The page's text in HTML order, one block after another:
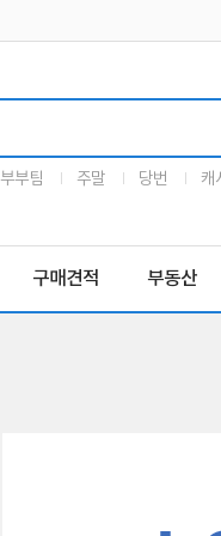
부부팀 주말 당번 캐
구매견적 부동산